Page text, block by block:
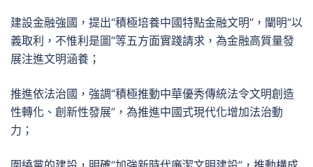
建設金融強國，提出“積極培養中國特點金融文明”，闡明“以
義取利，不惟利是圖”等五方面實踐請求，為金融高質量發
展注進文明涵養；
推進依法治國，強調“積極推動中華優秀傳統法令文明創造
性轉化、創新性發展”，為推進中國式現代化增加法治動
力；